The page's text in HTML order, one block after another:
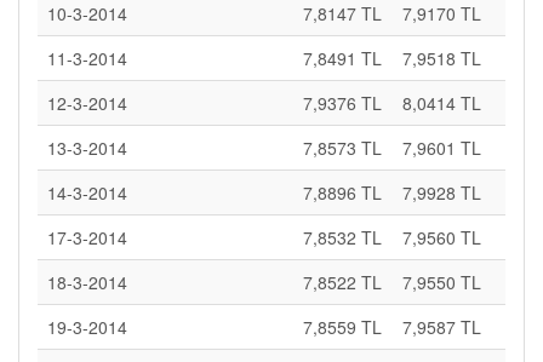
10-3-2014
7,8147 TL
7,9170 TL
11-3-2014
7,8491 TL
7,9518 TL
12-3-2014
7,9376 TL
8,0414 TL
13-3-2014
7,8573 TL
7,9601 TL
14-3-2014
7,8896 TL
7,9928 TL
17-3-2014
7,8532 TL
7,9560 TL
18-3-2014
7,8522 TL
7,9550 TL
19-3-2014
7,8559 TL
7,9587 TL